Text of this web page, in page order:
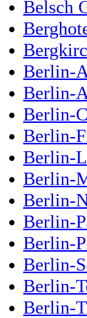
Belsch
Berlin-
Berlin-
Berlin-
Berlin-
Berlin-
Berlin-
Berlin-
Berlin-
Berlin-
Berlin-
Berlin-
Berlin-